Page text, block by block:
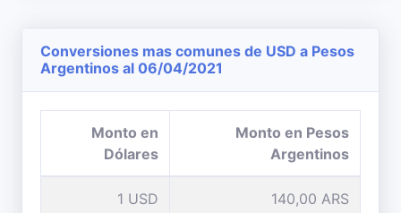
Conversiones mas comunes de USD a Pesos
Argentinos al 06/04/2021
Monto en
Dólares
Monto en Pesos
Argentinos
1 USD 140,00 ARS